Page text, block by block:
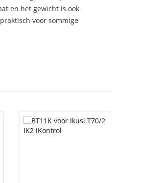
en het gewicht is ook
voor sommige